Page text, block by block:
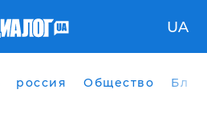
UA
россия Общество